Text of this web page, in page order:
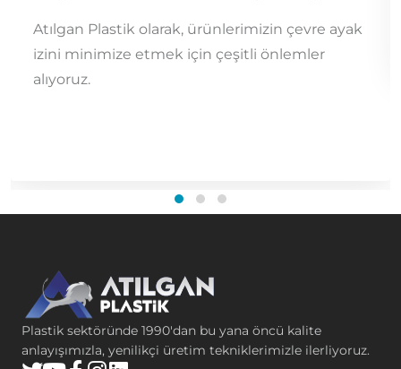
Atılgan Plastik olarak, ürünlerimizin çevre ayak
izini minimize etmek için çeşitli önlemler
alıyoruz.
Plastik sektöründe 1990'dan bu yana öncü kalite
anlayışımızla, yenilikçi üretim tekniklerimizle ilerliyoruz.